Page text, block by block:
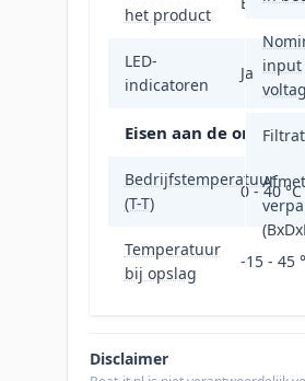
het product
LED-
indicatoren
Ja
Eisen aan de
Bedrijfstemperatuur
(T-T)
0 - 40 °C
Temperatuur
bij opslag
-15 - 45
input
Disclaimer